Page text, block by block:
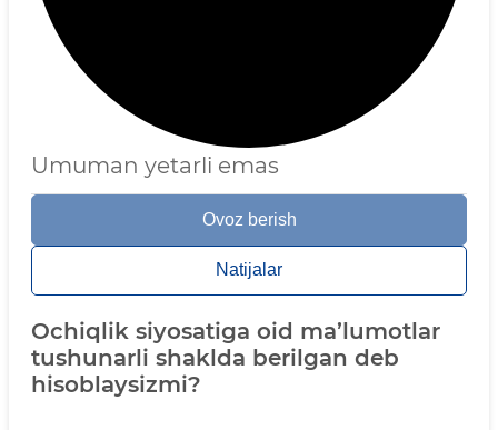
Umuman yetarli emas
Ovoz berish
Natijalar
Ochiqlik siyosatiga oid ma’lumotlar
tushunarli shaklda berilgan deb
hisoblaysizmi?